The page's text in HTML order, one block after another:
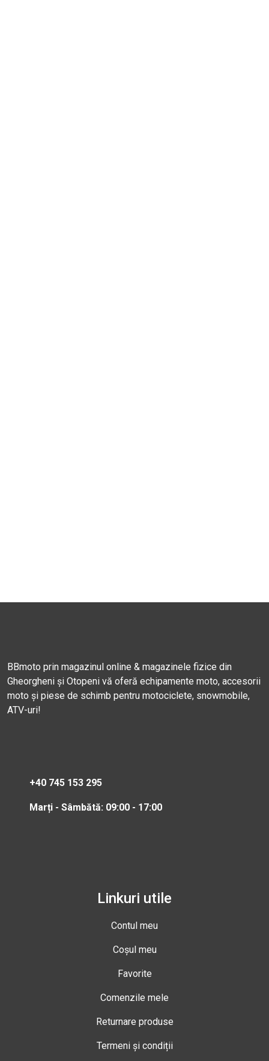
BBmoto prin magazinul online & magazinele fizice din
Gheorgheni și Otopeni vă oferă echipamente moto, accesorii
moto și piese de schimb pentru motociclete, snowmobile,
ATV-uri!
+40 745 153 295
Marți - Sâmbătă: 09:00 - 17:00
Linkuri utile
Contul meu
Coșul meu
Favorite
Comenzile mele
Returnare produse
Termeni și condiții